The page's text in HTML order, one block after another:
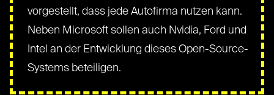
vorgestellt, dass jede Autofirma nutzen kann.
Neben Microsoft sollen auch Nvidia, Ford und
Intel an der Entwicklung dieses Open-Source-
Systems beteiligen.